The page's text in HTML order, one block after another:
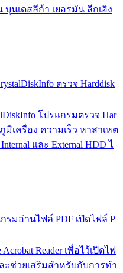
บุนเดสลีก้า เยอรมัน ลีกเอิง
ตรวจ Harddisk
โปรแกรมตรวจ Har
เครื่อง ความเร็ว หาสาเหต
และ External HDD ไ
กรมอ่านไฟล์ PDF เปิดไฟล์ P
Reader เพื่อไว้เปิดไฟ
ะช่วยเสริมสำหรับกับการทำ